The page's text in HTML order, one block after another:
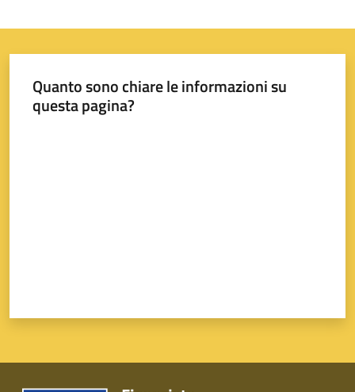
Quanto sono chiare le informazioni su
questa pagina?